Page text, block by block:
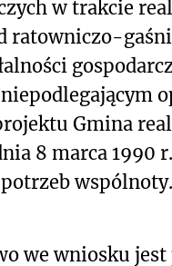
w trakcie
ratowniczo-
Gmina
8 marca 1990
wspólnoty.
we wniosku jest